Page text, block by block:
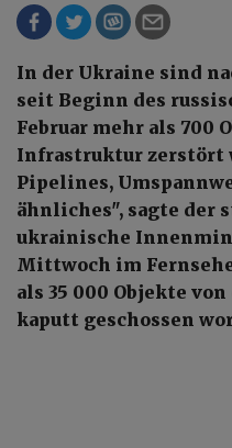
In der Ukraine sind
seit Beginn des
Februar mehr als 700
Infrastruktur zerstört
Pipelines,
ähnliches", sagte der
ukrainische
Mittwoch im
als 35 000 Objekte
kaputt geschossen